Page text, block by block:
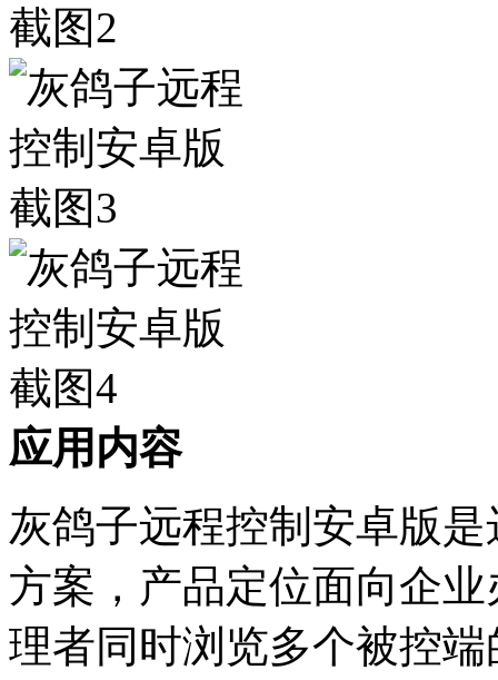
应用内容
灰鸽子远程控制安卓版
方案，产品定位面向企
理者同时浏览多个被控